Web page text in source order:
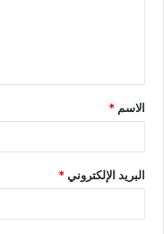
الاسم *
البريد الإلكتروني*